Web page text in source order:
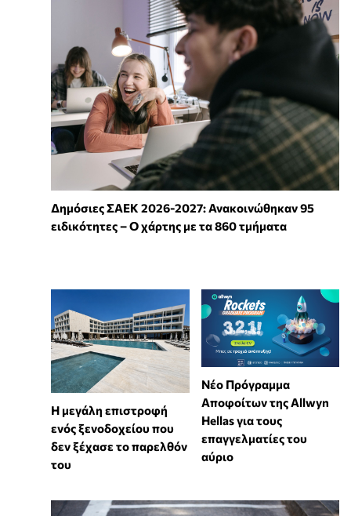
Δημόσιες ΣΑΕΚ 2026-2027: Ανακοινώθηκαν 95
ειδικότητες – Ο χάρτης με τα 860 τμήματα
Η μεγάλη επιστροφή
ενός ξενοδοχείου που
δεν ξέχασε το παρελθόν
του
Νέο Πρόγραμμα
Αποφοίτων της Allwyn
Hellas για τους
επαγγελματίες του
αύριο